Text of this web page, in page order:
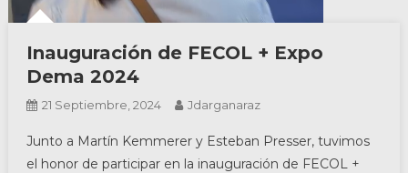
Inauguración de FECOL + Expo
Dema 2024
21 Septiembre, 2024 Jdarganaraz
Junto a Martín Kemmerer y Esteban Presser, tuvimos
el honor de participar en la inauguración de FECOL +